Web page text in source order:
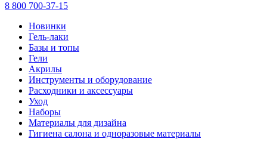
8 800 700-37-15
Новинки
Гель-лаки
Базы и топы
Гели
Акрилы
Инструменты и оборудование
Расходники и аксессуары
Уход
Наборы
Материалы для дизайна
Гигиена салона и одноразовые материалы